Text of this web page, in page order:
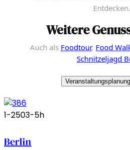
Entdecken.
Weitere
Auch als Foodtour, Food
Schnitzeljagd
1-2503-5h
Berlin